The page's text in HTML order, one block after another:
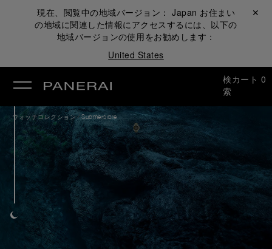
現在、閲覧中の地域バージョン： Japan お住まい
の地域に関連した情報にアクセスするには、以下の
地域バージョンの使用をお勧めします：
United States
閉じる ✕
検
索
カート 0
ウォッチコレクション /Submersible